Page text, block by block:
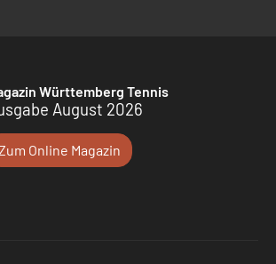
Württemberg Tennis
August 2026
Online Magazin